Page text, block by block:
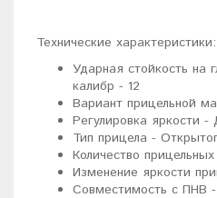
Технические характеристики:
Ударная стойкость на
калибр - 12
Вариант прицельной
Регулировка яркости -
Тип прицела -
Количество
Изменение яркости
Совместимость с ПНВ